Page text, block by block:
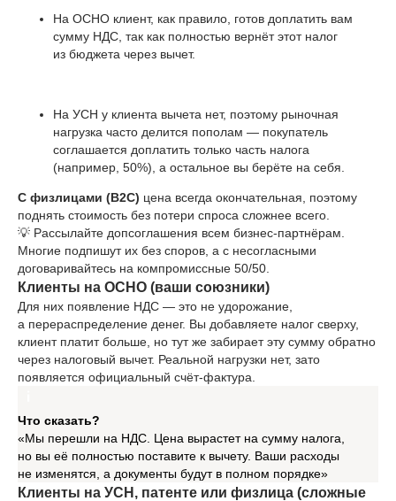
На ОСНО клиент, как правило, готов доплатить вам
сумму НДС, так как полностью вернёт этот налог
из бюджета через вычет.
На УСН у клиента вычета нет, поэтому рыночная
нагрузка часто делится пополам — покупатель
соглашается доплатить только часть налога
(например, 50%), а остальное вы берёте на себя.
С физлицами (B2C) цена всегда окончательная, поэтому
поднять стоимость без потери спроса сложнее всего.
💡 Рассылайте допсоглашения всем бизнес-партнёрам.
Многие подпишут их без споров, а с несогласными
договаривайтесь на компромиссные 50/50.
Клиенты на ОСНО (ваши союзники)
Для них появление НДС — это не удорожание,
а перераспределение денег. Вы добавляете налог сверху,
клиент платит больше, но тут же забирает эту сумму обратно
через налоговый вычет. Реальной нагрузки нет, зато
появляется официальный счёт-фактура.
Что сказать?
«Мы перешли на НДС. Цена вырастет на сумму налога,
но вы её полностью поставите к вычету. Ваши расходы
не изменятся, а документы будут в полном порядке»
Клиенты на УСН, патенте или физлица (сложные